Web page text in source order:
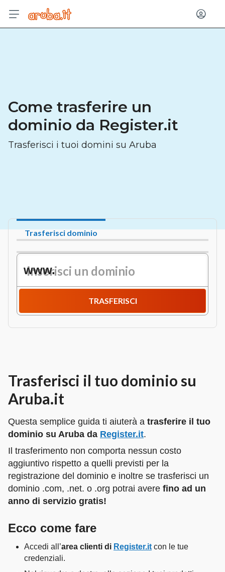
Come trasferire un
dominio da Register.it
Trasferisci i tuoi domini su Aruba
Trasferisci dominio
www.
TRASFERISCI
Trasferisci il tuo dominio su
Aruba.it
Questa semplice guida ti aiuterà a trasferire il tuo
dominio su Aruba da Register.it.
Il trasferimento non comporta nessun costo
aggiuntivo rispetto a quelli previsti per la
registrazione del dominio e inoltre se trasferisci un
dominio .com, .net. o .org potrai avere fino ad un
anno di servizio gratis!
Ecco come fare
Accedi all’area clienti di Register.it con le tue
credenziali.